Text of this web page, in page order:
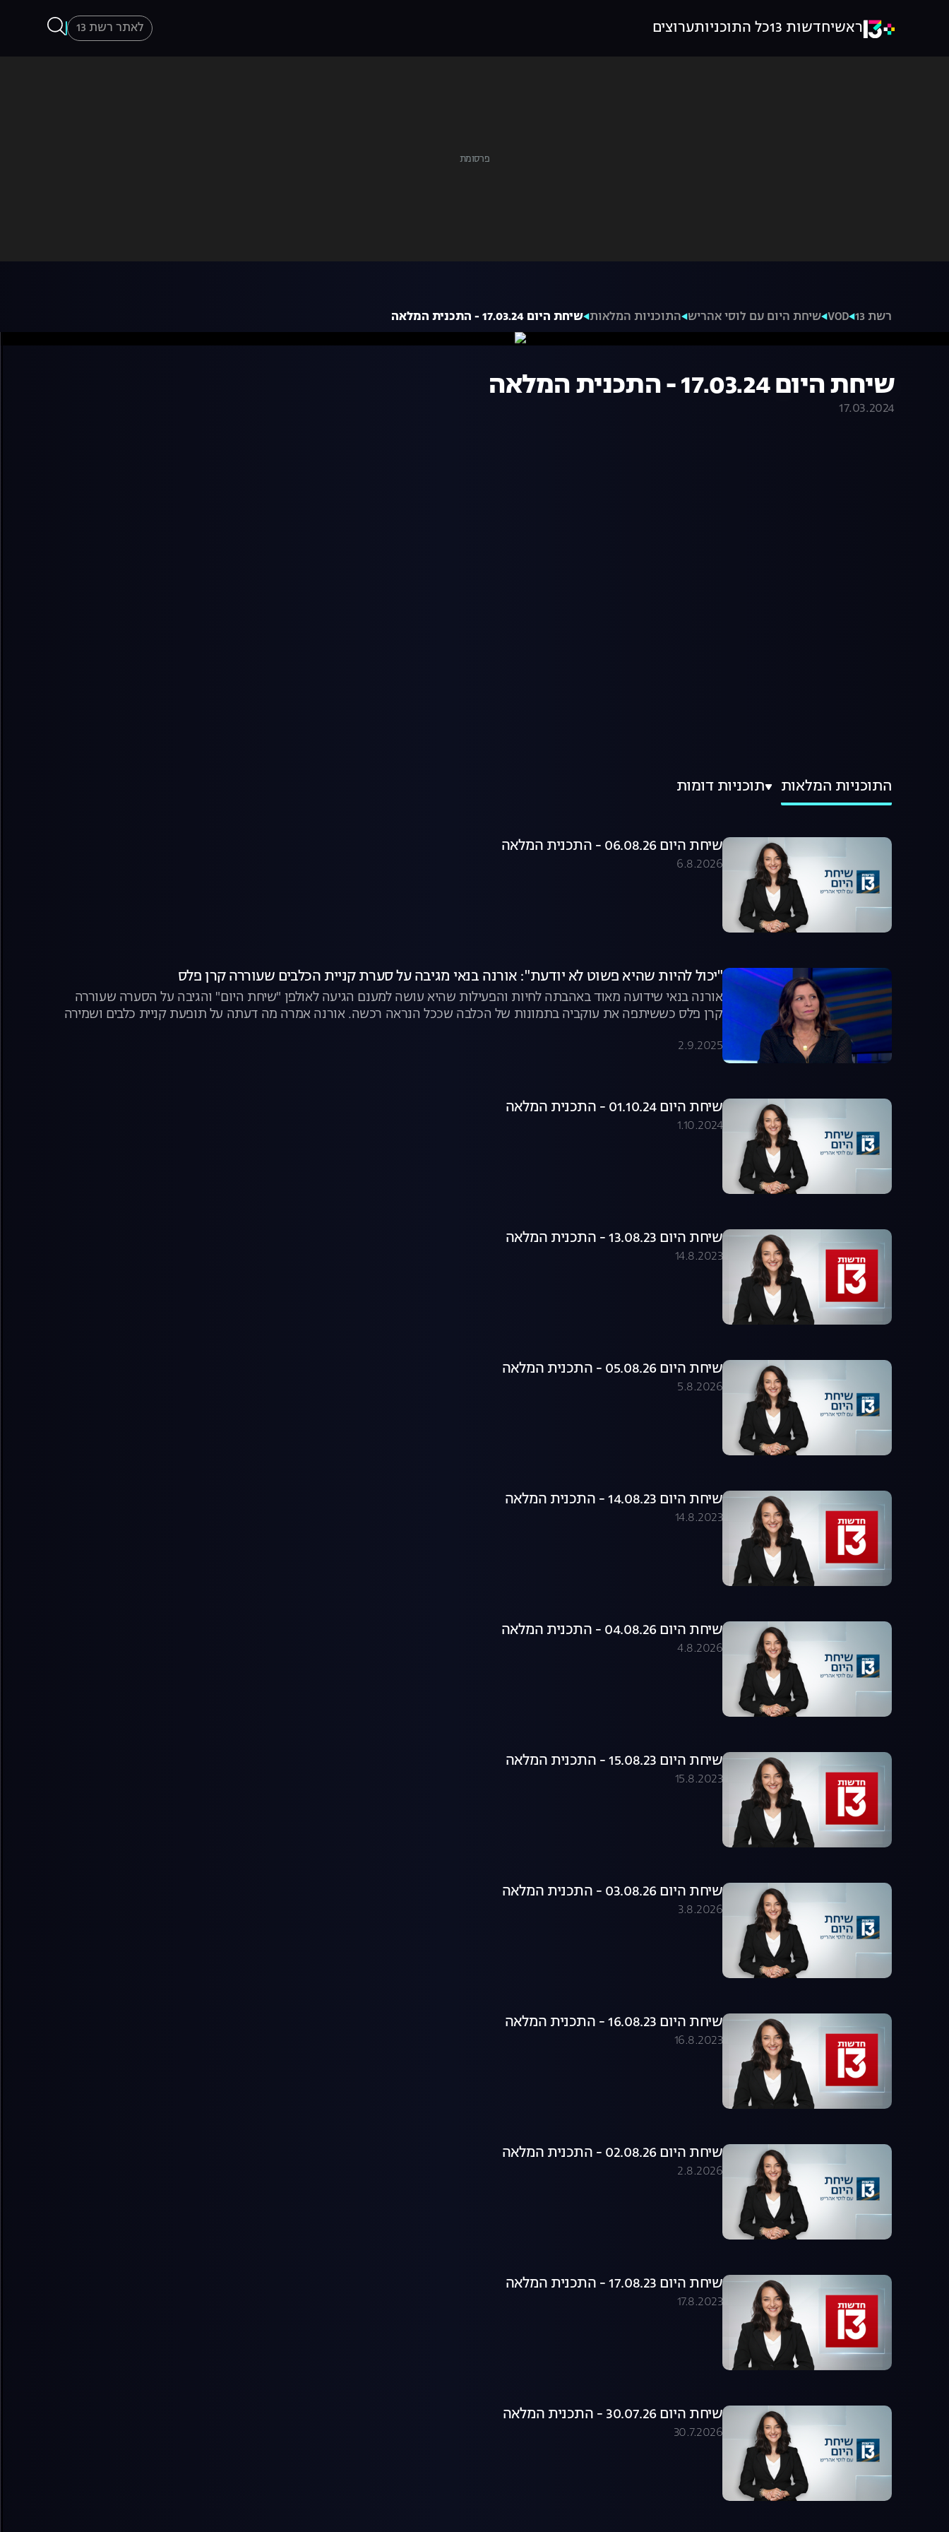
ראשיחדשות 13 כל התוכניותערוצים לאתר רשת 13
רשת 13 VOD שיחת היום עם לוסי אהריש התוכניות המלאות שיחת היום 17.03.24 - התכנית המלאה
שיחת היום 17.03.24 - התכנית המלאה
17.03.2024
התוכניות המלאות תוכניות דומות
שיחת היום 06.08.26 - התכנית המלאה
6.8.2026
"יכול להיות שהיא פשוט לא יודעת": אורנה בנאי מגיבה על סערת קניית הכלבים שעוררה קרן פלס
אורנה בנאי שידועה מאוד באהבתה לחיות והפעילות שהיא עושה למענם הגיעה לאולפן "שיחת היום" והגיבה על הסערה שעוררה
קרן פלס כששיתפה את עוקביה בתמונות של הכלבה שככל הנראה רכשה. אורנה אמרה מה דעתה על תופעת קניית כלבים ושמירה
במאבק להשבת החטופים. צפו בקטע המלא
2.9.2025
שיחת היום 01.10.24 - התכנית המלאה
1.10.2024
שיחת היום 13.08.23 - התכנית המלאה
14.8.2023
שיחת היום 05.08.26 - התכנית המלאה
5.8.2026
שיחת היום 14.08.23 - התכנית המלאה
14.8.2023
שיחת היום 04.08.26 - התכנית המלאה
4.8.2026
שיחת היום 15.08.23 - התכנית המלאה
15.8.2023
שיחת היום 03.08.26 - התכנית המלאה
3.8.2026
שיחת היום 16.08.23 - התכנית המלאה
16.8.2023
שיחת היום 02.08.26 - התכנית המלאה
2.8.2026
שיחת היום 17.08.23 - התכנית המלאה
17.8.2023
שיחת היום 30.07.26 - התכנית המלאה
30.7.2026